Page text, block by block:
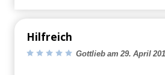
Hilfreich
Gottlieb am 29. April